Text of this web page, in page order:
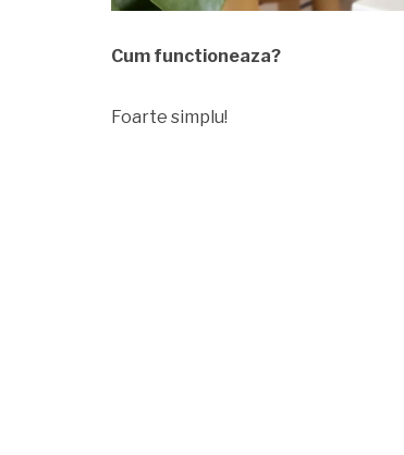
Cum functioneaza?
Foarte simplu!